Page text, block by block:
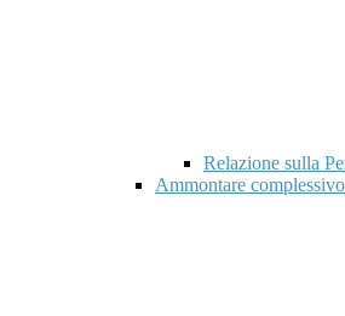
Relazione sulla
Ammontare